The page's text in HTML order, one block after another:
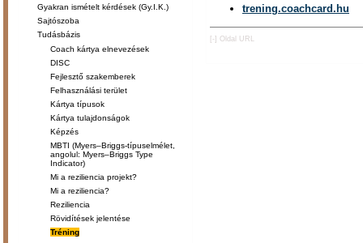
Gyakran ismételt kérdések (Gy.I.K.)
Sajtószoba
Tudásbázis
Coach kártya elnevezések
DISC
Fejlesztő szakemberek
Felhasználási terület
Kártya típusok
Kártya tulajdonságok
Képzés
MBTI (Myers–Briggs-típuselmélet,
angolul: Myers–Briggs Type
Indicator)
Mi a reziliencia projekt?
Mi a reziliencia?
Reziliencia
Rövidítések jelentése
Tréning
trening.coachcard.hu
[-] Oldal URL